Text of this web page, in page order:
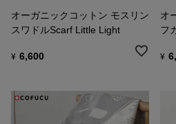
オーガニックコットン モスリン
スワドルScarf Little Light
¥ 6,600
オ
フ
¥